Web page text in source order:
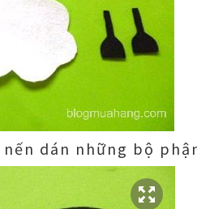
nến dán những bộ